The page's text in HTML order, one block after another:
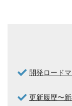
開発ロード
更新履歴〜